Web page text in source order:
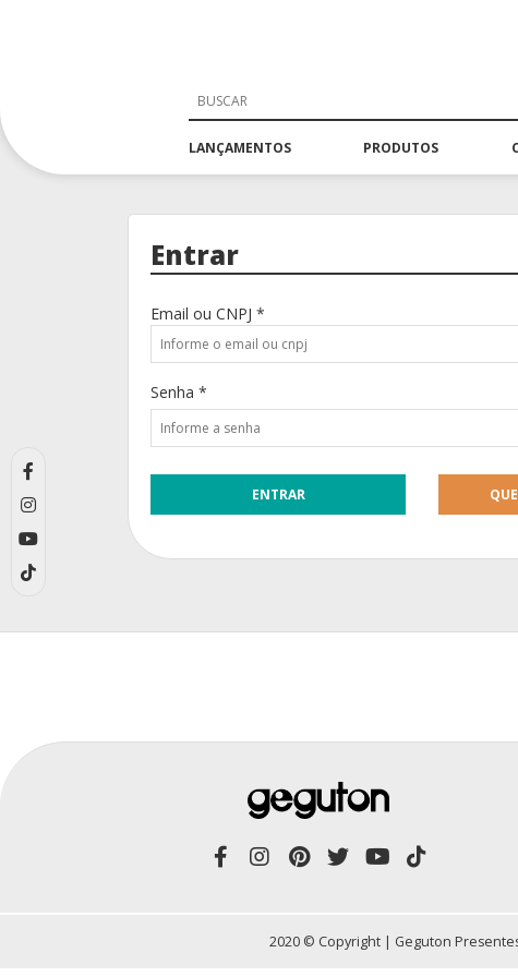
LANÇAMENTOS PRODUTOS
Entrar
Email ou CNPJ *
Senha *
2020 © Copyright | Geguton